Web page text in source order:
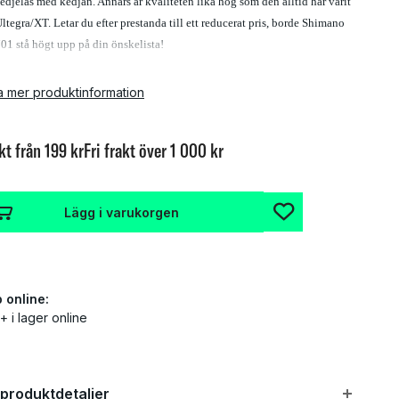
XT. Letar du efter prestanda till ett reducerat pris, borde Shimano
stå högt upp på din önskelista!
Förstärkt för att motstå kraften hos elcyklar.
SIL-TEC-behandlade plattor och länkar som drastiskt reducerar friktion
och ljud
Färg: Silver
Bredd:
mer produktinformation
från 199 krFri frakt över 1 000 kr
Lägg i varukorgen
online:
i lager online